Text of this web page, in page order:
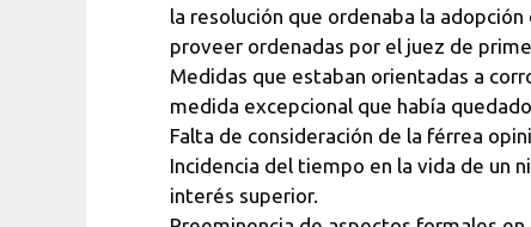
la resolución que ordenaba la
proveer ordenadas por el juez de
Medidas que estaban orientadas a
medida excepcional que había
Falta de consideración de la férrea
Incidencia del tiempo en la vida de un
interés superior.